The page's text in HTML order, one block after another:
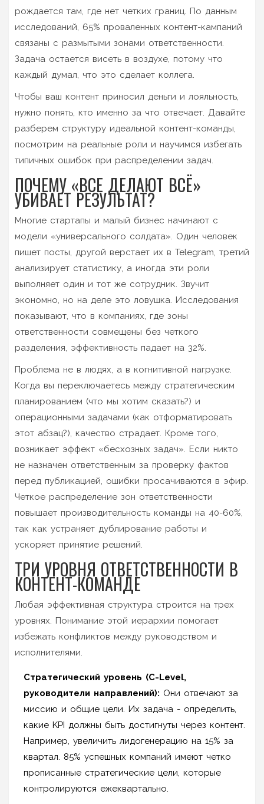
рождается там, где нет четких границ. По данным
исследований, 65% проваленных контент-кампаний
связаны с размытыми зонами ответственности.
Задача остается висеть в воздухе, потому что
каждый думал, что это сделает коллега.
Чтобы ваш контент приносил деньги и лояльность,
нужно понять, кто именно за что отвечает. Давайте
разберем структуру идеальной контент-команды,
посмотрим на реальные роли и научимся избегать
типичных ошибок при распределении задач.
ПОЧЕМУ «ВСЕ ДЕЛАЮТ ВСЁ»
УБИВАЕТ РЕЗУЛЬТАТ?
Многие стартапы и малый бизнес начинают с
модели «универсального солдата». Один человек
пишет посты, другой верстает их в Telegram, третий
анализирует статистику, а иногда эти роли
выполняет один и тот же сотрудник. Звучит
экономно, но на деле это ловушка. Исследования
показывают, что в компаниях, где зоны
ответственности совмещены без четкого
разделения, эффективность падает на 32%.
Проблема не в людях, а в когнитивной нагрузке.
Когда вы переключаетесь между стратегическим
планированием (что мы хотим сказать?) и
операционными задачами (как отформатировать
этот абзац?), качество страдает. Кроме того,
возникает эффект «бесхозных задач». Если никто
не назначен ответственным за проверку фактов
перед публикацией, ошибки просачиваются в эфир.
Четкое распределение зон ответственности
повышает производительность команды на 40-60%,
так как устраняет дублирование работы и
ускоряет принятие решений.
ТРИ УРОВНЯ ОТВЕТСТВЕННОСТИ В
КОНТЕНТ-КОМАНДЕ
Любая эффективная структура строится на трех
уровнях. Понимание этой иерархии помогает
избежать конфликтов между руководством и
исполнителями.
Стратегический уровень (C-Level,
руководители направлений): Они отвечают за
миссию и общие цели. Их задача - определить,
какие KPI должны быть достигнуты через контент.
Например, увеличить лидогенерацию на 15% за
квартал. 85% успешных компаний имеют четко
прописанные стратегические цели, которые
контролируются ежеквартально.